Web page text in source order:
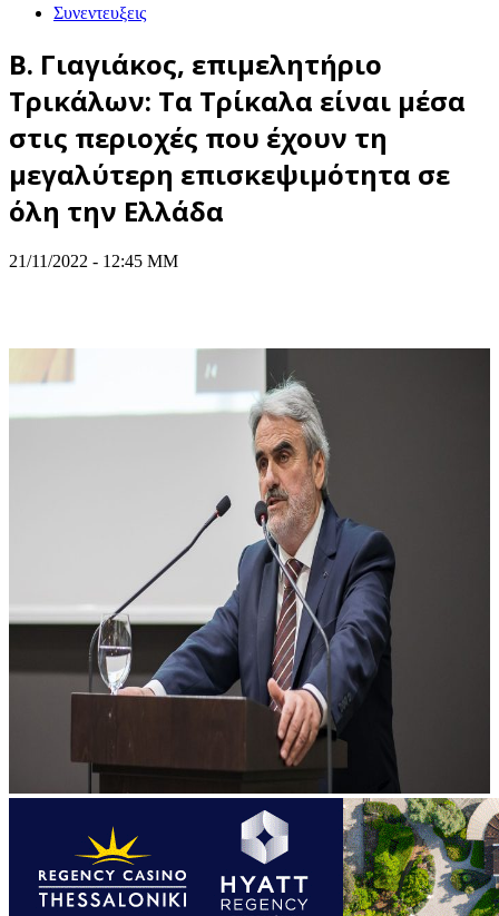
Συνεντευξεις
Β. Γιαγιάκος, επιμελητήριο
Τρικάλων: Τα Τρίκαλα είναι μέσα
στις περιοχές που έχουν τη
μεγαλύτερη επισκεψιμότητα σε
όλη την Ελλάδα
21/11/2022 - 12:45 ΜΜ